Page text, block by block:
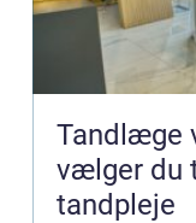
Tandlæge
vælger du
tandpleje